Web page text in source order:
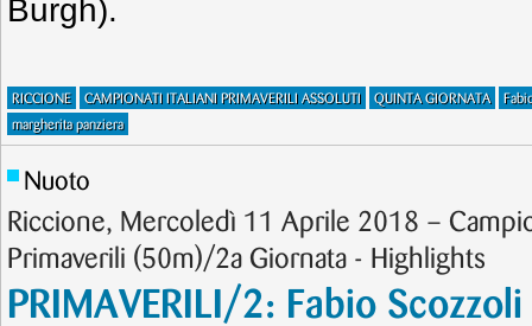
Burgh).
RICCIONE CAMPIONATI ITALIANI PRIMAVERILI ASSOLUTI QUINTA GIORNATA
margherita panziera
Nuoto
Riccione, Mercoledì 11 Aprile 2018 –
Primaverili (50m)/2a Giornata - Highlights
PRIMAVERILI/2: Fabio